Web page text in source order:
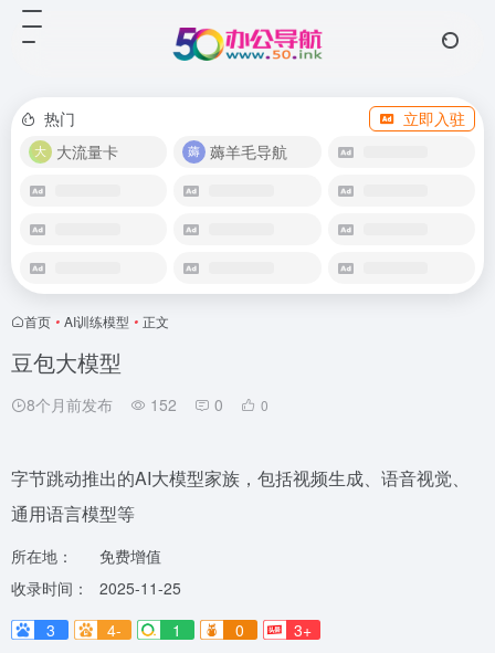
热门
立即入驻
大流量卡
薅羊毛导航
首页 • AI训练模型 • 正文
豆包大模型
8个月前发布 152 0 0
字节跳动推出的AI大模型家族，包括视频生成、语音视觉、
通用语言模型等
所在地：
免费增值
收录时间：
2025-11-25
3
4- 1 0 3+